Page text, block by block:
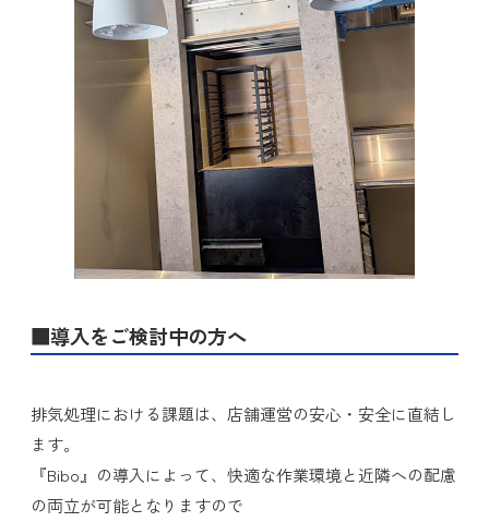
■導入をご検討中の方へ
排気処理における課題は、店舗運営の安心・安全に直結し
ます。
『Bibo』の導入によって、快適な作業環境と近隣への配慮
の両立が可能となりますので